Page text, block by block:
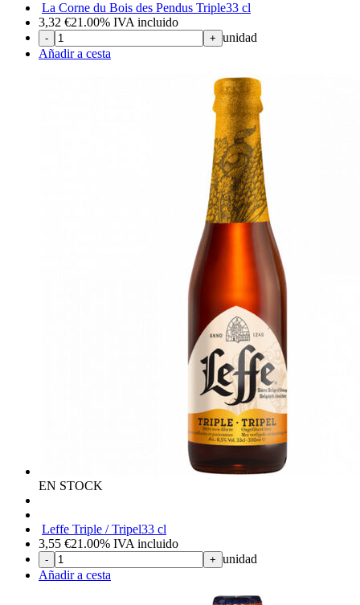
La Corne du Bois des Pendus Triple33 cl
3,32 €21.00% IVA incluido
- + unidad
Añadir a cesta
EN STOCK
Leffe Triple / Tripel33 cl
3,55 €21.00% IVA incluido
- + unidad
Añadir a cesta